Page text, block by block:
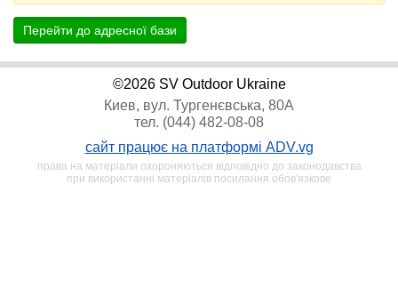
Перейти до адресної бази
©2026 SV Outdoor Ukraine
Киев, вул. Тургенєвська, 80А
тел. (044) 482-08-08
сайт працює на платформі ADV.vg
права на матеріали охороняються відповідно до законодавства
при використанні матеріалів посилання обов'язкове